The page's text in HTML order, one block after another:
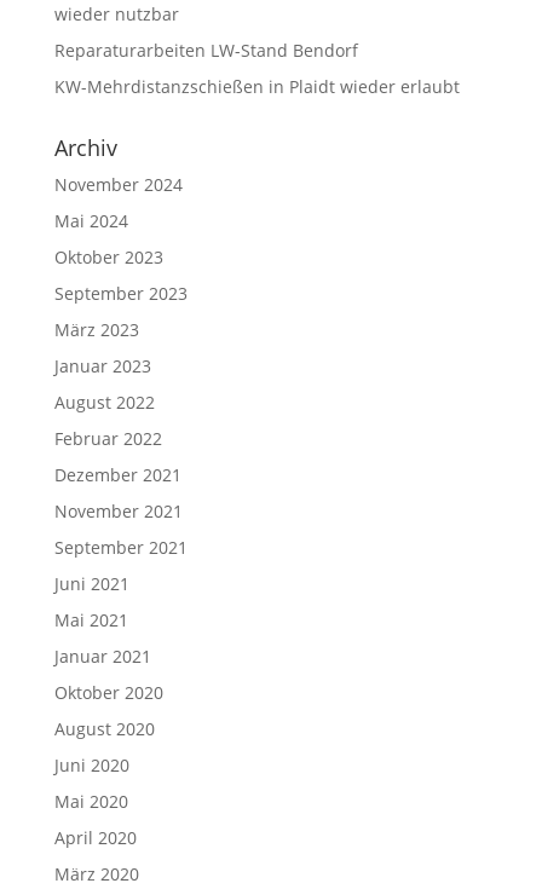
wieder nutzbar
Reparaturarbeiten LW-Stand Bendorf
KW-Mehrdistanzschießen in Plaidt wieder erlaubt
Archiv
November 2024
Mai 2024
Oktober 2023
September 2023
März 2023
Januar 2023
August 2022
Februar 2022
Dezember 2021
November 2021
September 2021
Juni 2021
Mai 2021
Januar 2021
Oktober 2020
August 2020
Juni 2020
Mai 2020
April 2020
März 2020